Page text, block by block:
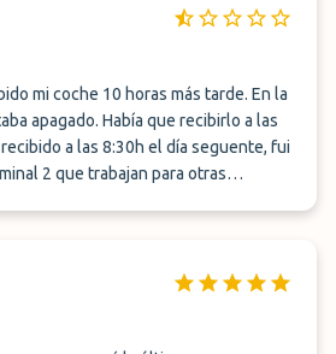
última vez llamé después de estar
camino - mentira, vuelvo a llamar
y esta vez dicen que hubo un
y en 5 minutos lo tendré, pasará
lamentable, luego llegan todos en
todos allí habiendo entregado
al tiempo del vuelo y de recogida de
lo han hecho 3 veces y en la mejor
mi coche 10 horas más tarde. En la
apagado. Había que recibirlo a las
a las 8:30h el día seguente, fui
2 que trabajan para otras